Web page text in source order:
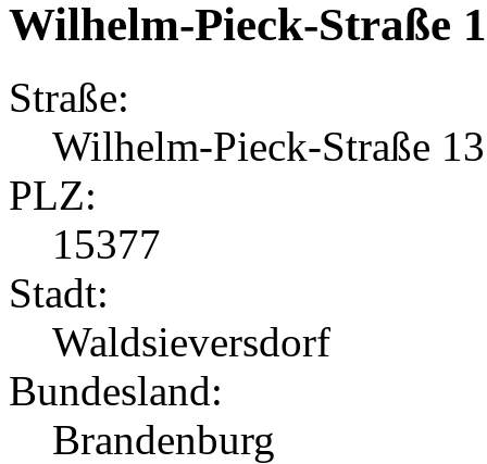
Wilhelm-Pieck-Straße
Straße:
Wilhelm-Pieck-Straße 13
PLZ:
15377
Stadt:
Waldsieversdorf
Bundesland:
Brandenburg